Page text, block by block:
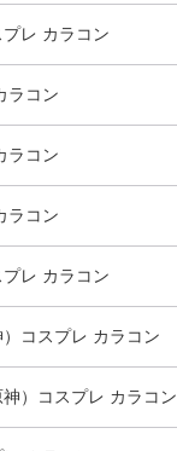
レ カラコン
ラコン
ラコン
ラコン
レ カラコン
コスプレ カラコン
）コスプレ カラコン